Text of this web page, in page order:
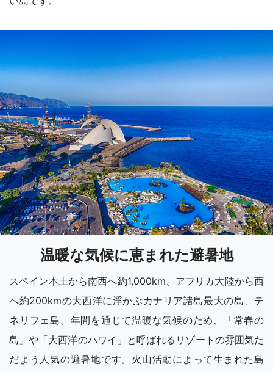
温暖な気候に恵まれた避暑地
スペイン本土から南西へ約1,000km、アフリカ大陸から西
へ約200kmの大西洋に浮かぶカナリア諸島最大の島、テ
ネリフェ島。年間を通じて温暖な気候のため、「常春の
島」や「大西洋のハワイ」と呼ばれるリゾートの雰囲気た
だよう人気の避暑地です。火山活動によって生まれた島